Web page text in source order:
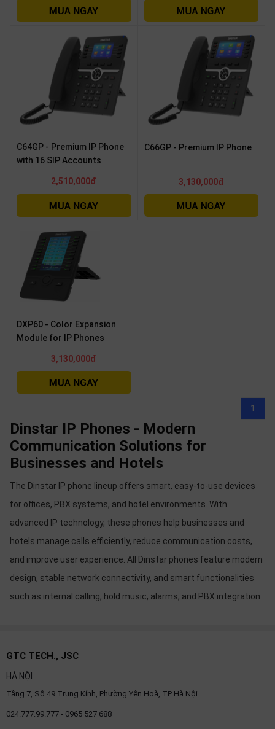
C64GP - Premium IP Phone
with 16 SIP Accounts
2,510,000đ
C66GP - Premium IP Phone
3,130,000đ
DXP60 - Color Expansion
Module for IP Phones
3,130,000đ
1
Dinstar IP Phones - Modern
Communication Solutions for
Businesses and Hotels
The Dinstar IP phone lineup offers smart, easy-to-use devices
for offices, PBX systems, and hotel environments. With
advanced IP technology, these phones help businesses and
hotels manage calls efficiently, reduce communication costs,
and improve user experience. All Dinstar phones feature modern
design, stable network connectivity, and smart functionalities
such as internal calling, hold music, alarms, and PBX integration.
GTC TECH., JSC
HÀ NỘI
Tầng 7, Số 49 Trung Kính, Phường Yên Hoà, TP Hà Nội
024.777.99.777 - 0965 527 688